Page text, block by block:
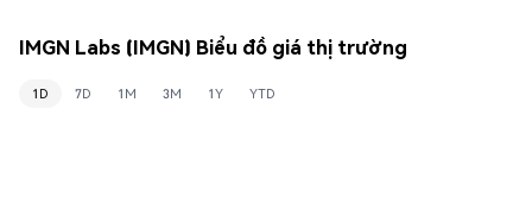
IMGN Labs (IMGN) Biểu đồ giá thị trường
1D 7D 1M 3M 1Y YTD